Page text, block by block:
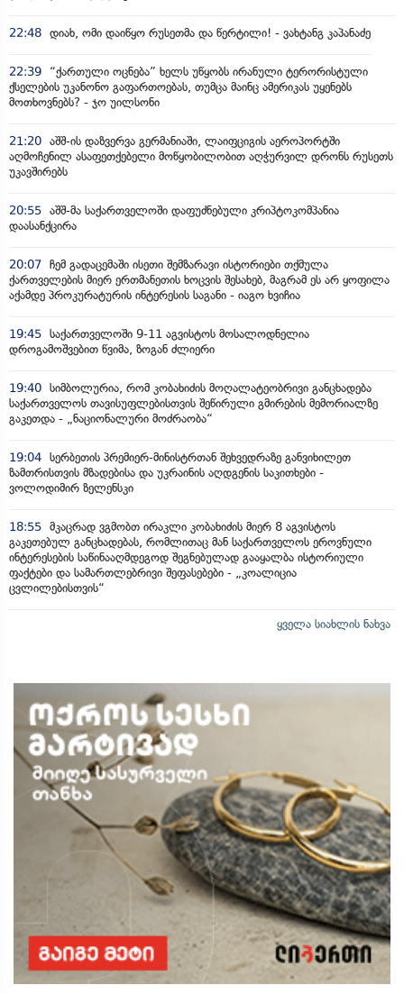
22:48 დიახ, ომი დაიწყო რუსეთმა და წერტილი! - ვახტანგ კაპანაძე
22:39
“ქართული ოცნება” ხელს უწყობს ირანული ტერორისტული
ქსელების უკანონო გაფართოებას, თუმცა მაინც ამერიკას უყენებს
მოთხოვნებს? - ჯო უილსონი
21:20 აშშ-ის დაზვერვა გერმანიაში, ლაიფციგის აეროპორტში
აღმოჩენილ ასაფეთქებელი მოწყობილობით აღჭურვილ დრონს რუსეთს
უკავშირებს
20:55 აშშ-მა საქართველოში დაფუძნებული კრიპტოკომპანია
დაასანქცირა
20:07 ჩემ გადაცემაში ისეთი შემზარავი ისტორიები თქმულა
ქართველების მიერ ერთმანეთის ხოცვის შესახებ, მაგრამ ეს არ ყოფილა
აქამდე პროკურატურის ინტერესის საგანი - იაგო ხვიჩია
19:45 საქართველოში 9-11 აგვისტოს მოსალოდნელია
დროგამოშვებით წვიმა, ზოგან ძლიერი
19:40 სიმბოლურია, რომ კობახიძის მოღალატეობრივი განცხადება
საქართველოს თავისუფლებისთვის შეწირული გმირების მემორიალზე
გაკეთდა - „ნაციონალური მოძრაობა“
19:04 სერბეთის პრემიერ-მინისტრთან შეხვედრაზე განვიხილეთ
ზამთრისთვის მზადებისა და უკრაინის აღდგენის საკითხები -
ვოლოდიმირ ზელენსკი
18:55 მკაცრად ვგმობთ ირაკლი კობახიძის მიერ 8 აგვისტოს
გაკეთებულ განცხადებას, რომლითაც მან საქართველოს ეროვნული
ინტერესების საწინააღმდეგოდ შეგნებულად გააყალბა ისტორიული
ფაქტები და სამართლებრივი შეფასებები - „კოალიცია
ცვლილებისთვის“
ყველა სიახლის ნახვა